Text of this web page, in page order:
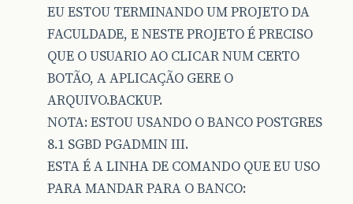
EU ESTOU TERMINANDO UM PROJETO DA
FACULDADE, E NESTE PROJETO É PRECISO
QUE O USUARIO AO CLICAR NUM CERTO
BOTÃO, A APLICAÇÃO GERE O
ARQUIVO.BACKUP.
NOTA: ESTOU USANDO O BANCO POSTGRES
8.1 SGBD PGADMIN III.
ESTA É A LINHA DE COMANDO QUE EU USO
PARA MANDAR PARA O BANCO: